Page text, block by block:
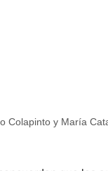
Colapinto y María